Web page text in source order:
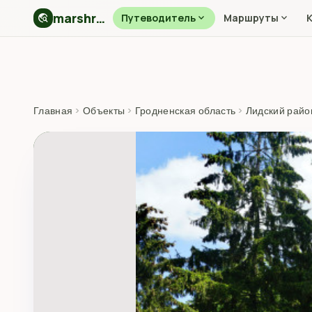
travel_explore marshryt.by Путеводительexpand_more Маршруты expand_more
Главная › Объекты › Гродненская область › Лидский